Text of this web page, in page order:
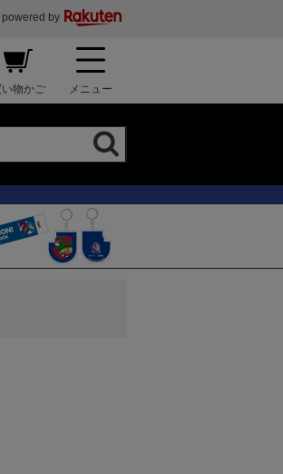
powered by
い物かご メニュー